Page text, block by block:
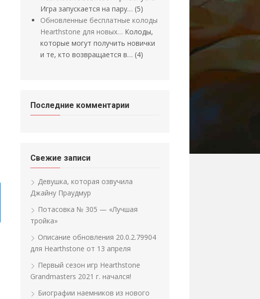
Игра запускается на пару… (5)
Обновленные бесплатные колоды
Hearthstone для новых… Колоды,
которые могут получить новички
и те, кто возвращается в… (4)
Последние комментарии
Свежие записи
Девушка, которая озвучила
Джайну Праудмур
Потасовка № 305 — «Лучшая
тройка»
Описание обновления 20.0.2.79904
для Hearthstone от 13 апреля
Первый сезон игр Hearthstone
Grandmasters 2021 г. начался!
Биографии наемников из нового